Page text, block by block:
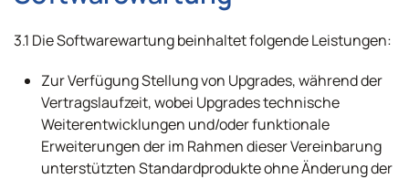
3.1 Die Softwarewartung beinhaltet folgende Leistungen:
Zur Verfügung Stellung von Upgrades, während der
Vertragslaufzeit, wobei Upgrades technische
Weiterentwicklungen und/oder funktionale
Erweiterungen der im Rahmen dieser Vereinbarung
unterstützten Standardprodukte ohne Änderung der